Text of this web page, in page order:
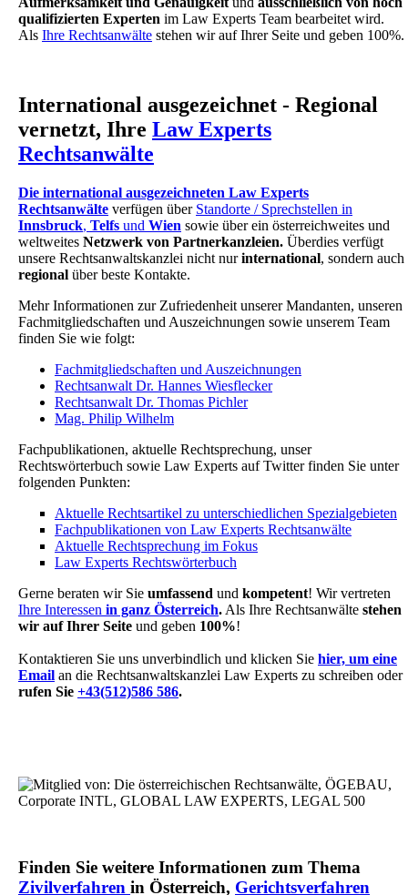
qualifizierten Experten im Law Experts Team bearbeitet wird.
Als Ihre Rechtsanwälte stehen wir auf Ihrer Seite und geben 100%.
International ausgezeichnet - Regional
vernetzt, Ihre Law Experts
Rechtsanwälte
Die international ausgezeichneten Law Experts
Rechtsanwälte verfügen über Standorte / Sprechstellen in
Innsbruck, Telfs und Wien sowie über ein österreichweites und
weltweites Netzwerk von Partnerkanzleien. Überdies verfügt
unsere Rechtsanwaltskanzlei nicht nurinternational, sondern auch
regional über beste Kontakte.
Mehr Informationen zur Zufriedenheit unserer Mandanten, unseren
Fachmitgliedschaften und Auszeichnungen sowie unserem Team
finden Sie wie folgt:
Fachmitgliedschaften und Auszeichnungen
Rechtsanwalt Dr. Hannes Wiesflecker
Rechtsanwalt Dr. Thomas Pichler
Mag. Philip Wilhelm
Fachpublikationen, aktuelle Rechtsprechung, unser
Rechtswörterbuch sowie Law Experts auf Twitter finden Sie unter
folgenden Punkten:
Aktuelle Rechtsartikel zu unterschiedlichen Spezialgebieten
Fachpublikationen von Law Experts Rechtsanwälte
Aktuelle Rechtsprechung im Fokus
Law Experts Rechtswörterbuch
Gerne beraten wir Sie umfassend und kompetent! Wir vertreten
Ihre Interessen in ganz Österreich. Als Ihre Rechtsanwälte stehen
wir auf Ihrer Seite und geben 100%!
Kontaktieren Sie uns unverbindlich und klicken Sie hier, um eine
Email an die Rechtsanwaltskanzlei Law Experts zu schreiben oder
rufen Sie +43(512)586 586.
Finden Sie weitere Informationen zum Thema
Zivilverfahren in Österreich, Gerichtsverfahren